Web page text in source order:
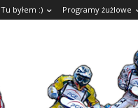
Tu byłem :) Programy żużlowe